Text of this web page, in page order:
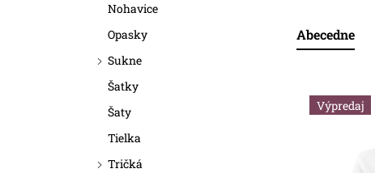
Nohavice
Opasky
Sukne
Šatky
Šaty
Tielka
Tričká
R
d
Abecedne
V Výpredaj